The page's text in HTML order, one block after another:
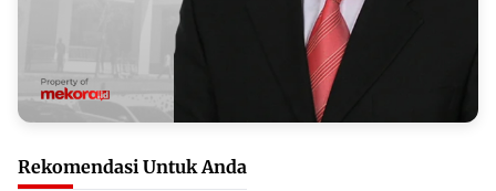
Rekomendasi Untuk Anda